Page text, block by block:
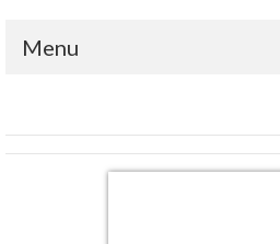
Menu